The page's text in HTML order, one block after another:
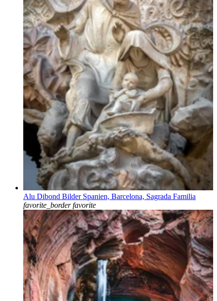
Alu Dibond Bilder Spanien, Barcelona, Sagrada Familia
favorite_border favorite